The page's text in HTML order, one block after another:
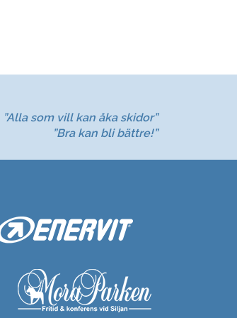
”Alla som vill kan åka skidor”
”Bra kan bli bättre!”